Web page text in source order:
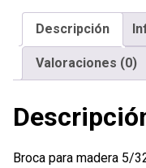
cantidad
Descripción
Valoraciones (0)
Broca para madera 5/